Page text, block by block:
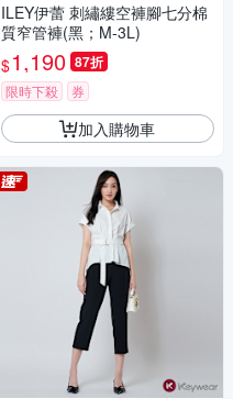
ILEY伊蕾 刺繡縷空褲腳七分棉
質窄管褲(黑；M-3L)
$1,190 87折
限時下殺 券
加入購物車